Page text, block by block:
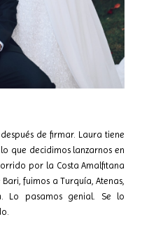
de firmar. Laura tiene
que decidimos lanzarnos en
por la Costa Amalfitana
fuimos a Turquía, Atenas,
Lo pasamos genial. Se lo